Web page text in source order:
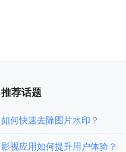
推荐话题
如何快速去除图片水印？
影视应用如何提升用户体验？